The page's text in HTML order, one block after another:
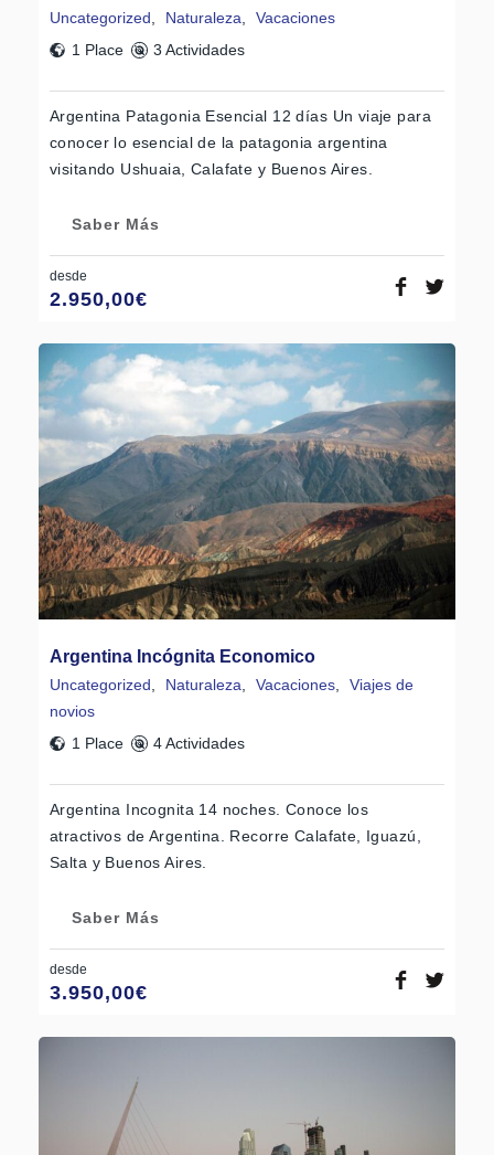
Uncategorized Naturaleza
Vacaciones
1 Place
3 Actividades
Argentina Patagonia Esencial 12 días Un viaje para
conocer lo esencial de la patagonia argentina
visitando Ushuaia, Calafate y Buenos Aires.
Saber Más
desde
2.950,00€
Argentina Incógnita Economico
Uncategorized Naturaleza Vacaciones
Viajes de
novios
1 Place
4 Actividades
Argentina Incognita 14 noches. Conoce los
atractivos de Argentina. Recorre Calafate, Iguazú,
Salta y Buenos Aires.
Saber Más
desde
3.950,00€